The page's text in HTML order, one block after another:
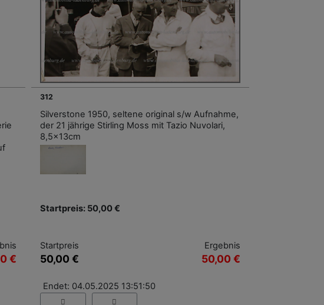
€
312
Silverstone 1950, seltene original s/w Aufnahme,
der 21 jährige Stirling Moss mit Tazio Nuvolari,
8,5x13cm
Startpreis: 50,00 €
Startpreis
50,00 €
Ergebnis
50,00 €
Endet: 04.05.2025 13:51:50